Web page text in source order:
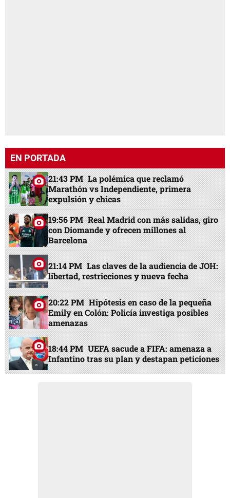
EN PORTADA
21:43 PM La polémica que reclamó
Marathón vs Independiente, primera
expulsión y chicas
19:56 PM Real Madrid con más salidas, giro
con Diomande y ofrecen millones al
Barcelona
21:14 PM Las claves de la audiencia de JOH:
libertad, restricciones y nueva fecha
20:22 PM Hipótesis en caso de la pequeña
Emily en Colón: Policía investiga posibles
amenazas
18:44 PM UEFA sacude a FIFA: amenaza a
Infantino tras su plan y destapan peticiones